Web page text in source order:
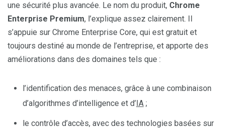
une sécurité plus avancée. Le nom du produit, Chrome
Enterprise Premium, l’explique assez clairement. Il
s’appuie sur Chrome Enterprise Core, qui est gratuit et
toujours destiné au monde de l’entreprise, et apporte des
améliorations dans des domaines tels que :
l’identification des menaces, grâce à une combinaison
d’algorithmes d’intelligence et d’ IA ;
le contrôle d’accès, avec des technologies basées sur